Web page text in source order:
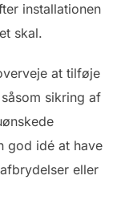
installationen
skal.
at tilføje
sikring af
god idé at have
eller